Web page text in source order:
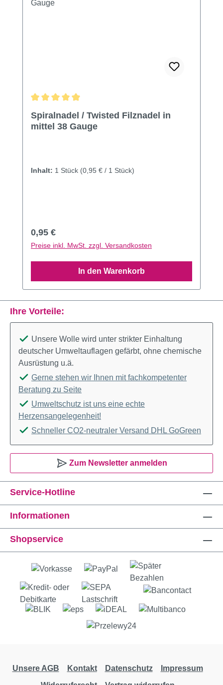
Spiralnadel / Twisted Filznadel in
mittel 38 Gauge
Inhalt: 1 Stück (0,95 € / 1 Stück)
Regulärer Preis:
0,95 €
Preise inkl. MwSt. zzgl. Versandkosten
In den Warenkorb
Service-Hotline
Informationen
Shopservice
Ihre Vorteile:
Unsere Wolle wird unter strikter Einhaltung
deutscher Umweltauflagen gefärbt, ohne chemische
Ausrüstung u.ä.
Gerne stehen wir Ihnen mit fachkompetenter
Beratung zu Seite
Umweltschutz ist uns eine echte
Herzensangelegenheit!
Schneller CO2-neutraler Versand DHL GoGreen
Zum Newsletter anmelden
Unsere AGB Kontakt Datenschutz
Impressum